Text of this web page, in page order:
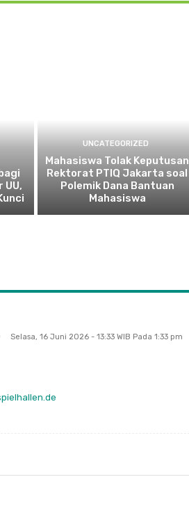
UU,
UNCATEGORIZED
Mahasiswa Tolak Keputusan
Rektorat PTIQ Jakarta soal
Polemik Dana Bantuan
Mahasiswa
Selasa, 16 Juni 2026 - 13:33 WIB Pada 1:33 pm